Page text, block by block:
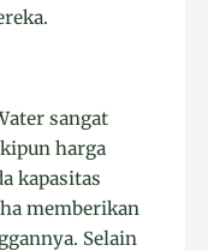
sangat
harga
kapasitas
memberikan
Selain